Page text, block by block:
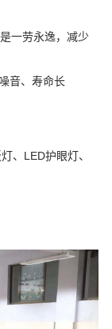
一劳永逸，减少
音、寿命长
、LED护眼灯、